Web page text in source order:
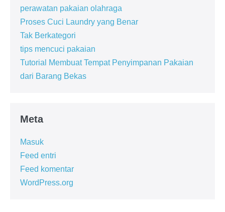
perawatan pakaian olahraga
Proses Cuci Laundry yang Benar
Tak Berkategori
tips mencuci pakaian
Tutorial Membuat Tempat Penyimpanan Pakaian
dari Barang Bekas
Meta
Masuk
Feed entri
Feed komentar
WordPress.org